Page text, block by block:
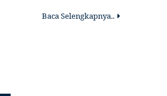
Baca Selengkapnya..